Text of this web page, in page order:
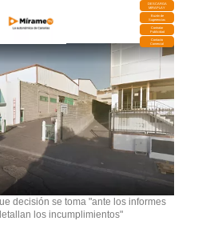
DESCARGA
MIRAPLAY
Buzón de
Sugerencias
Contratar
Publicidad
Contacto
Comercial
decisión se toma "ante los informes
los incumplimientos"